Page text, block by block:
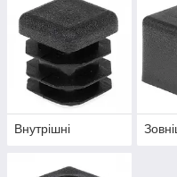
Внутрішні